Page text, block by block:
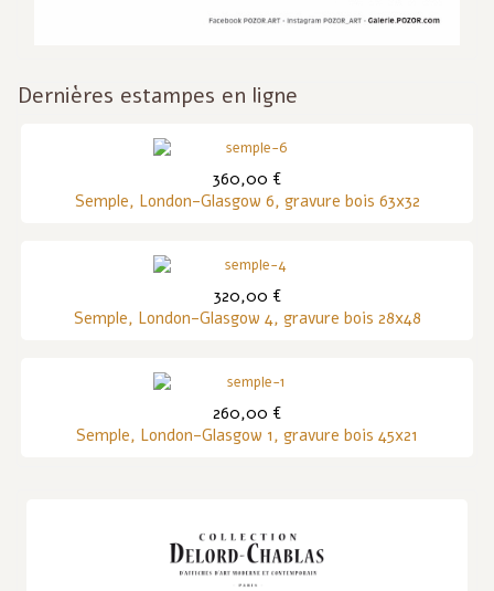
Dernières estampes en ligne
360,00 €
Semple, London-Glasgow 6, gravure bois 63x32
320,00 €
Semple, London-Glasgow 4, gravure bois 28x48
260,00 €
Semple, London-Glasgow 1, gravure bois 45x21